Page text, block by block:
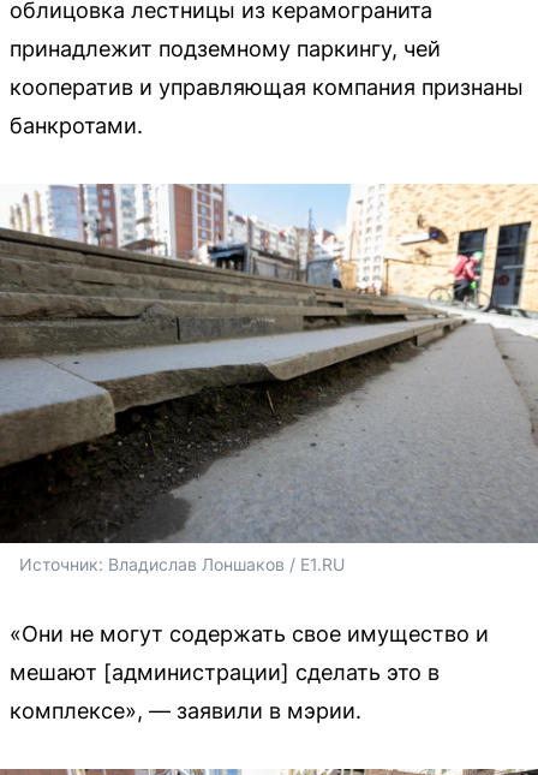
облицовка лестницы из керамогранита
принадлежит подземному паркингу, чей
кооператив и управляющая компания признаны
банкротами.
Источник: Владислав Лоншаков / E1.RU
«Они не могут содержать свое имущество и
мешают [администрации] сделать это в
комплексе», — заявили в мэрии.